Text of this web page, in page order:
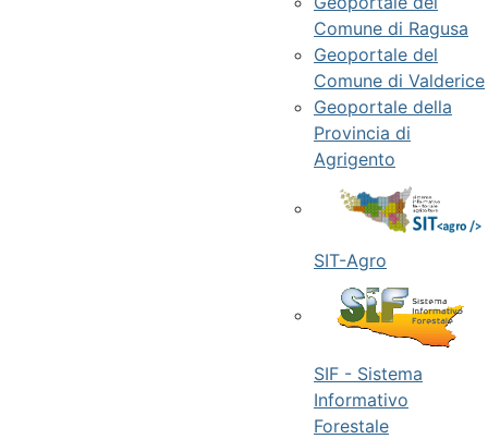
Comune di Ragusa
Geoportale del
Comune di Valderice
Geoportale della
Provincia di
Agrigento
SIT-Agro
SIF - Sistema
Informativo
Forestale